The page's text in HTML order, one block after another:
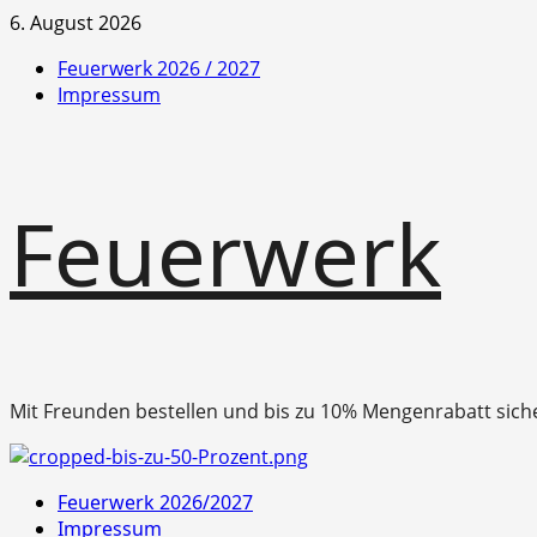
Zum
springen
6. August 2026
Feuerwerk 2026 / 2027
Impressum
Feuerwerk
Mit Freunden bestellen und bis zu 10% Mengenrabatt
Primäres
Menü
Feuerwerk 2026/2027
Impressum